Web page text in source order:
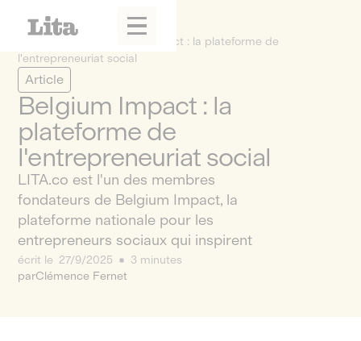
Belgium Impact : la plateforme de
l'entrepreneuriat social
Article
Belgium Impact : la
plateforme de
l'entrepreneuriat social
LITA.co est l'un des membres
fondateurs de Belgium Impact, la
plateforme nationale pour les
entrepreneurs sociaux qui inspirent
écrit le 27/9/2025
3 minutes
parClémence Fernet